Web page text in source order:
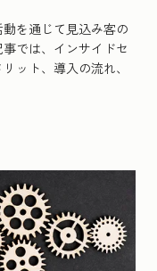
を通じて見込み客の
では、インサイドセ
ット、導入の流れ、